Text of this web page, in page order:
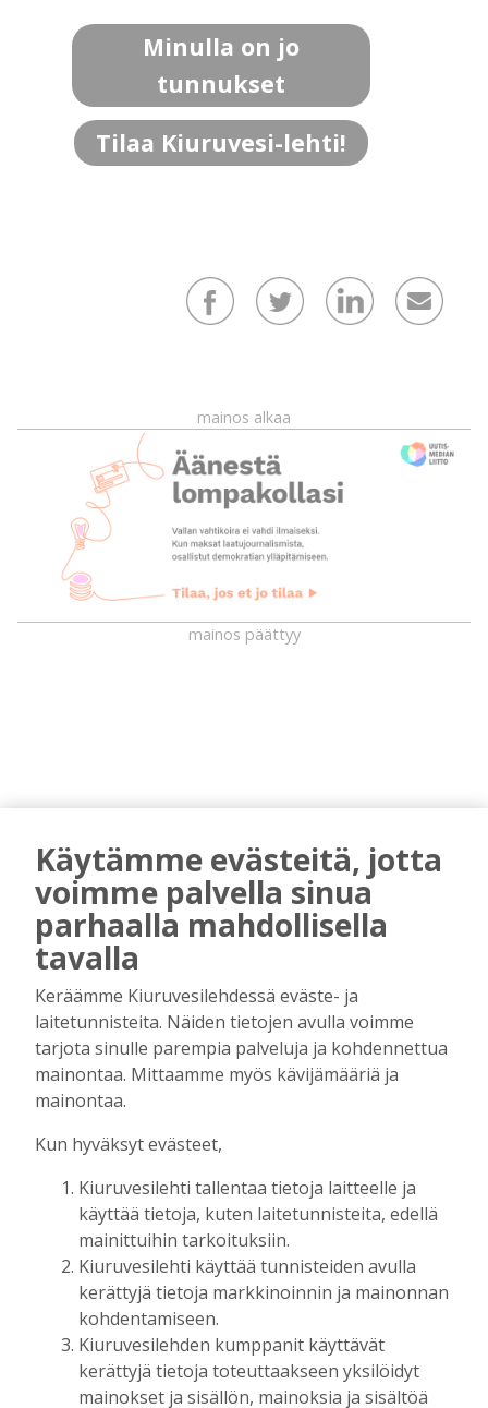
Minulla on jo
tunnukset
Tilaa Kiuruvesi-lehti!
mainos alkaa
mainos päättyy
AIEMMIN AIHEESTA
Uuden televisiosarjan kuvauksissa käy
hyörinä – Katso kuvista, miltä
kuvauspaikalla Kiuruveden keskustassa
näyttää
Tilaajille
Hanna Soini 31.7.2026 14:51
Kauppojen perustaminen maaseudulle
kaupanteko levittäytyi koko Kiuruvedelle
Jouko Kokkonen 31.7.2026 12:00
Perinteiset Eloajelut järjestetään ensi
viikolla – luvassa on jälleen monipuolista
ohjelmaa
Tilaajille
Aku Laatikainen 29.7.2026 08:00
Äiti ja tytär kirjoittavat sodasta ja
Käytämme evästeitä, jotta
voimme palvella sinua
parhaalla mahdollisella
tavalla
Keräämme Kiuruvesilehdessä eväste- ja
laitetunnisteita. Näiden tietojen avulla voimme
tarjota sinulle parempia palveluja ja kohdennettua
mainontaa. Mittaamme myös kävijämääriä ja
mainontaa.
Kun hyväksyt evästeet,
Kiuruvesilehti tallentaa tietoja laitteelle ja
käyttää tietoja, kuten laitetunnisteita, edellä
mainittuihin tarkoituksiin.
Kiuruvesilehti käyttää tunnisteiden avulla
kerättyjä tietoja markkinoinnin ja mainonnan
kohdentamiseen.
Kiuruvesilehden kumppanit käyttävät
kerättyjä tietoja toteuttaakseen yksilöidyt
mainokset ja sisällön, mainoksia ja sisältöä